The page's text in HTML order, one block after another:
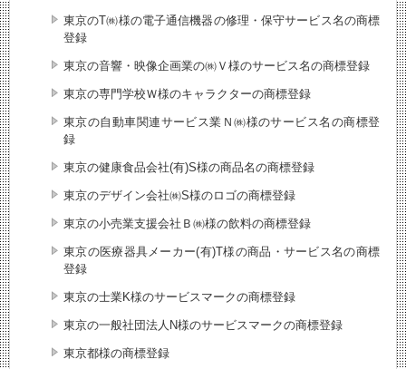
東京のT㈱様の電子通信機器の修理・保守サービス名の商標
登録
東京の音響・映像企画業の㈱Ｖ様のサービス名の商標登録
東京の専門学校Ｗ様のキャラクターの商標登録
東京の自動車関連サービス業Ｎ㈱様のサービス名の商標登
録
東京の健康食品会社(有)S様の商品名の商標登録
東京のデザイン会社㈱S様のロゴの商標登録
東京の小売業支援会社Ｂ㈱様の飲料の商標登録
東京の医療器具メーカー(有)T様の商品・サービス名の商標
登録
東京の士業K様のサービスマークの商標登録
東京の一般社団法人N様のサービスマークの商標登録
東京都様の商標登録